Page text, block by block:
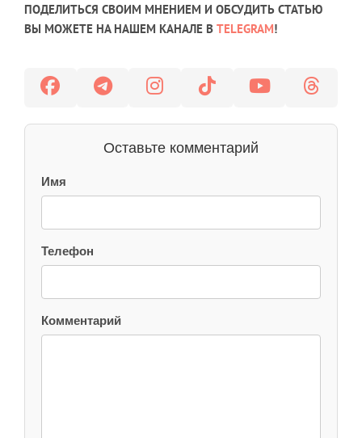
ПОДЕЛИТЬСЯ СВОИМ МНЕНИЕМ И ОБСУДИТЬ СТАТЬЮ
ВЫ МОЖЕТЕ НА НАШЕМ КАНАЛЕ В TELEGRAM!
Оставьте комментарий
Имя
Телефон
Комментарий